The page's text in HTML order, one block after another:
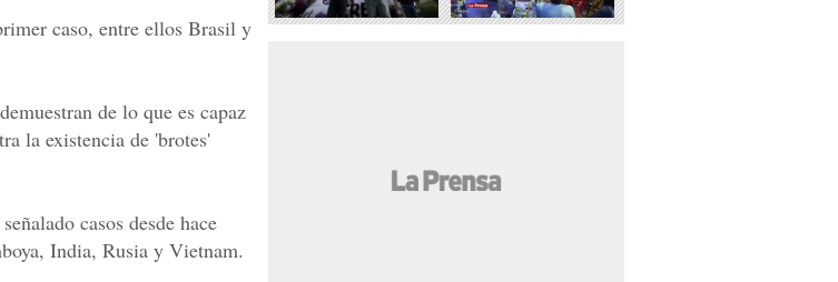
caso, entre ellos Brasil y
demuestran de lo que es capaz
la existencia de 'brotes'
casos desde hace
India, Rusia y Vietnam.